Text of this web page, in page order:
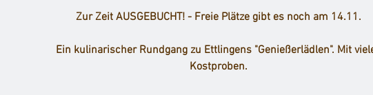
Zur Zeit AUSGEBUCHT! - Freie Plätze gibt es noch am 14.11.
Ein kulinarischer Rundgang zu Ettlingens "Genießerlädlen". Mit
Kostproben.